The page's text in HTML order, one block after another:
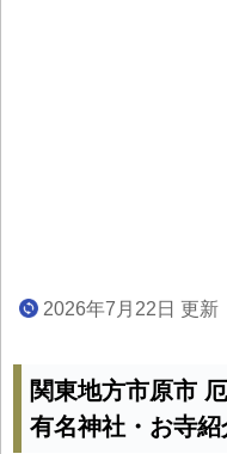
2026年7月22日 更新
関東地方市原市
有名神社・お寺紹